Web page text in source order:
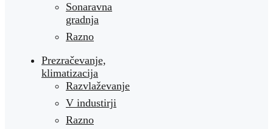
Sonaravna
gradnja
Razno
Prezračevanje,
klimatizacija
Razvlaževanje
V industirji
Razno